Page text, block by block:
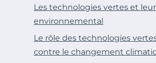
Les technologies vertes et
environnemental
Le rôle des technologies
contre le changement